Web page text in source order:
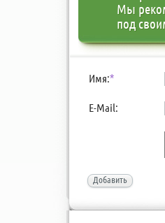
Мы
под
Имя:*
E-Mail:
Добавить